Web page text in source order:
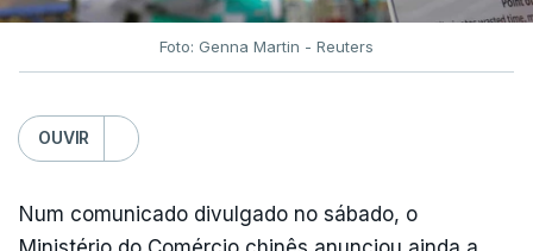
Foto: Genna Martin - Reuters
OUVIR
Num comunicado divulgado no sábado, o